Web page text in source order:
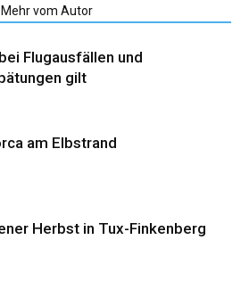
Mehr vom Autor
Flugausfällen und
gilt
am Elbstrand
Herbst in Tux-Finkenberg